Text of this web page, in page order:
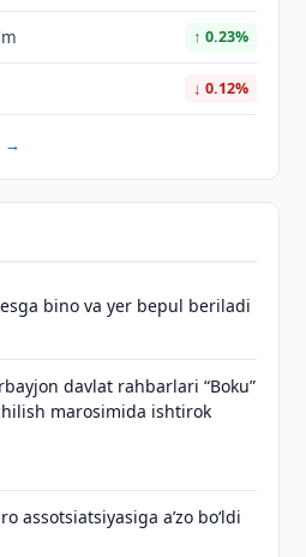
↑ 0.23%
↓ 0.12%
→
bino va yer bepul beriladi
davlat rahbarlari “Boku”
marosimida ishtirok
assotsiatsiyasiga aʼzo bo‘ldi